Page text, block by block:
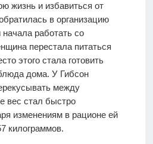
жизнь и избавиться от
в организацию
работать со
перестала питаться
этого стала готовить
дома. У Гибсон
между
вес стал быстро
изменениям в рационе ей
килограммов.